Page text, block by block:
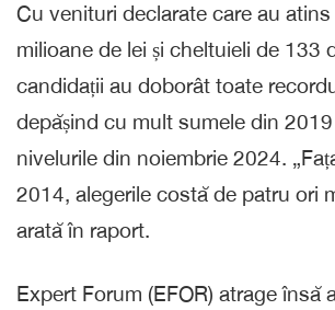
Cu venituri declarate care au
milioane de lei și cheltuieli de 133
candidații au doborât toate
depășind cu mult sumele din 2019
nivelurile din noiembrie 2024.
2014, alegerile costă de patru ori
arată în raport.
Expert Forum (EFOR) atrage însă